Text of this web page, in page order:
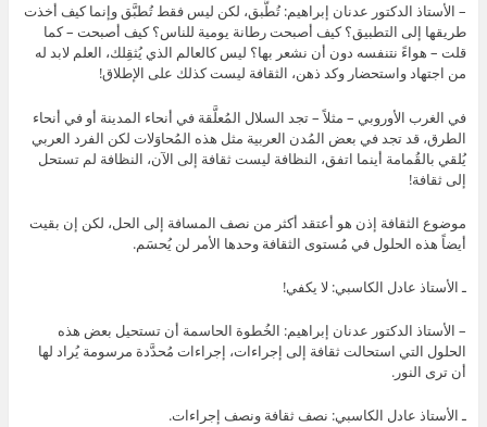
– الأستاذ الدكتور عدنان إبراهيم: تُطَّبق، لكن ليس فقط تُطبَّق وإنما كيف أخذت
طريقها إلى التطبيق؟ كيف أصبحت رطانة يومية للناس؟ كيف أصبحت – كما
قلت – هواءً نتنفسه دون أن نشعر بها؟ ليس كالعالم الذي يُثقِلك، العلم لابد له
من اجتهاد واستحضار وكد ذهن، الثقافة ليست كذلك على الإطلاق!
في الغرب الأوروبي – مثلاً – تجد السلال المُعلَّقة في أنحاء المدينة أو في أنحاء
الطرق، قد تجد في بعض المُدن العربية مثل هذه المُحاوَلات لكن الفرد العربي
يُلقي بالقُمامة أينما اتفق، النظافة ليست ثقافة إلى الآن، النظافة لم تستحل
إلى ثقافة!
موضوع الثقافة إذن هو أعتقد أكثر من نصف المسافة إلى الحل، لكن إن بقيت
أيضاً هذه الحلول في مُستوى الثقافة وحدها الأمر لن يُحسَم.
ـ الأستاذ عادل الكاسبي: لا يكفي!
– الأستاذ الدكتور عدنان إبراهيم: الخُطوة الحاسمة أن تستحيل بعض هذه
الحلول التي استحالت ثقافة إلى إجراءات، إجراءات مُحدَّدة مرسومة يُراد لها
أن ترى النور.
ـ الأستاذ عادل الكاسبي: نصف ثقافة ونصف إجراءات.